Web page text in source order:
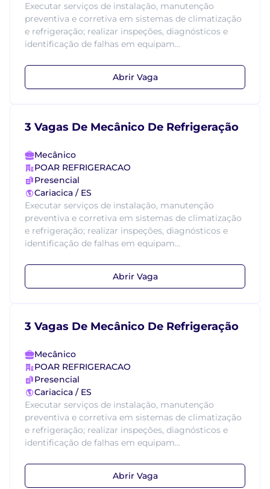
Executar serviços de instalação, manutenção
preventiva e corretiva em sistemas de climatização
e refrigeração; realizar inspeções, diagnósticos e
identificação de falhas em equipam...
Abrir Vaga
3 Vagas De Mecânico De Refrigeração
Mecânico
POAR REFRIGERACAO
Presencial
Cariacica / ES
Executar serviços de instalação, manutenção
preventiva e corretiva em sistemas de climatização
e refrigeração; realizar inspeções, diagnósticos e
identificação de falhas em equipam...
Abrir Vaga
3 Vagas De Mecânico De Refrigeração
Mecânico
POAR REFRIGERACAO
Presencial
Cariacica / ES
Executar serviços de instalação, manutenção
preventiva e corretiva em sistemas de climatização
e refrigeração; realizar inspeções, diagnósticos e
identificação de falhas em equipam...
Abrir Vaga